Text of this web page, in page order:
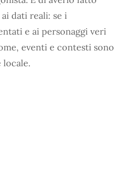
dati reali: se i
e ai personaggi veri
eventi e contesti sono
locale.